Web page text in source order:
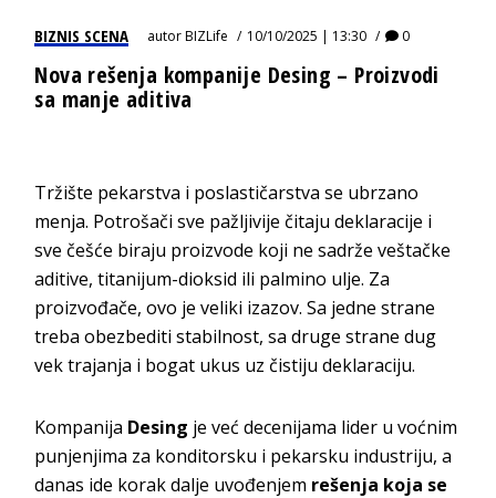
BIZNIS SCENA autorBIZLife 10/10/2025 | 13:30 0
Nova rešenja kompanije Desing – Proizvodi
sa manje aditiva
Tržište pekarstva i poslastičarstva se ubrzano
menja. Potrošači sve pažljivije čitaju deklaracije i
sve češće biraju proizvode koji ne sadrže veštačke
aditive, titanijum-dioksid ili palmino ulje. Za
proizvođače, ovo je veliki izazov. Sa jedne strane
treba obezbediti stabilnost, sa druge strane dug
vek trajanja i bogat ukus uz čistiju deklaraciju.
Kompanija Desing je već decenijama lider u voćnim
punjenjima za konditorsku i pekarsku industriju, a
danas ide korak dalje uvođenjem rešenja koja se